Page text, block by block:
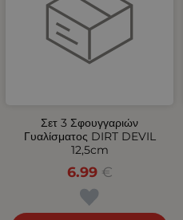
Σετ 3 Σφουγγαριών
Γυαλίσματος DIRT DEVIL
12,5cm
6.99 €